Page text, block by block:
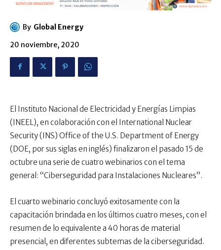
By Global Energy
20 noviembre, 2020
El Instituto Nacional de Electricidad y Energías Limpias
(INEEL), en colaboración con el International Nuclear
Security (INS) Office of the U.S. Department of Energy
(DOE, por sus siglas en inglés) finalizaron el pasado 15 de
octubre una serie de cuatro webinarios con el tema
general: “Ciberseguridad para Instalaciones Nucleares”.
El cuarto webinario concluyó exitosamente con la
capacitación brindada en los últimos cuatro meses, con el
resumen de lo equivalente a 40 horas de material
presencial, en diferentes subtemas de la ciberseguridad.